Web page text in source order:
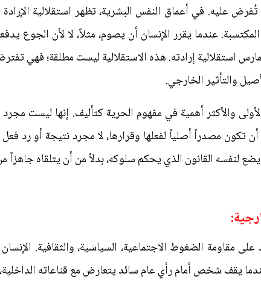
عليه. في أعماق النفس البشرية، تظهر استقلالية
عندما يقرر الإنسان أن يصوم، مثلاً، لا لأن الجوع
استقلالية إرادته. هذه الاستقلالية ليست مطلقة؛ فهي
والتأثير الخارجي.
الأولى والأكثر أهمية في مفهوم الحرية كتأليف. إنها ليست
تكون مصدراً أصلياً لفعلها وقرارها، لا مجرد نتيجة أو رد
لنفسه القانون الذي يحكم سلوكه، بدلاً من أن يتلقاه جاهزاً
مقاومة الضغوط الاجتماعية، السياسية، والثقافية.
يقف شخص أمام رأي عام سائد يتعارض مع قناعاته